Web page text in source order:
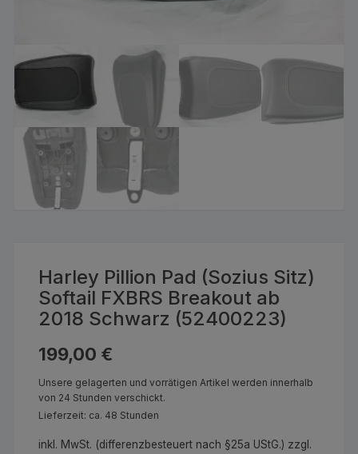
Harley Pillion Pad (Sozius Sitz)
Softail FXBRS Breakout ab
2018 Schwarz (52400223)
199,00 €
Unsere gelagerten und vorrätigen Artikel werden innerhalb
von 24 Stunden verschickt.
Lieferzeit: ca. 48 Stunden
inkl. MwSt. (differenzbesteuert nach §25a UStG.) zzgl.